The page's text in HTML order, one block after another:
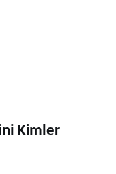
Kimler